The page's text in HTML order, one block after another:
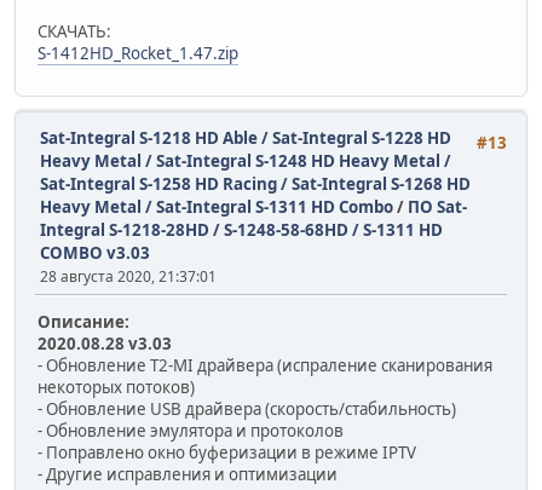
СКАЧАТЬ:
S-1412HD_Rocket_1.47.zip
#13
Sat-Integral S-1218 HD Able / Sat-Integral S-1228 HD
Heavy Metal / Sat-Integral S-1248 HD Heavy Metal /
Sat-Integral S-1258 HD Racing / Sat-Integral S-1268 HD
Heavy Metal / Sat-Integral S-1311 HD Combo/ ПО Sat-
Integral S-1218-28HD / S-1248-58-68HD / S-1311 HD
COMBO v3.03
28 августа 2020, 21:37:01
Описание:
2020.08.28 v3.03
- Обновление T2-MI драйвера (испраление сканирования
некоторых потоков)
- Обновление USB драйвера (скорость/стабильность)
- Обновление эмулятора и протоколов
- Поправлено окно буферизации в режиме IPTV
- Другие исправления и оптимизации